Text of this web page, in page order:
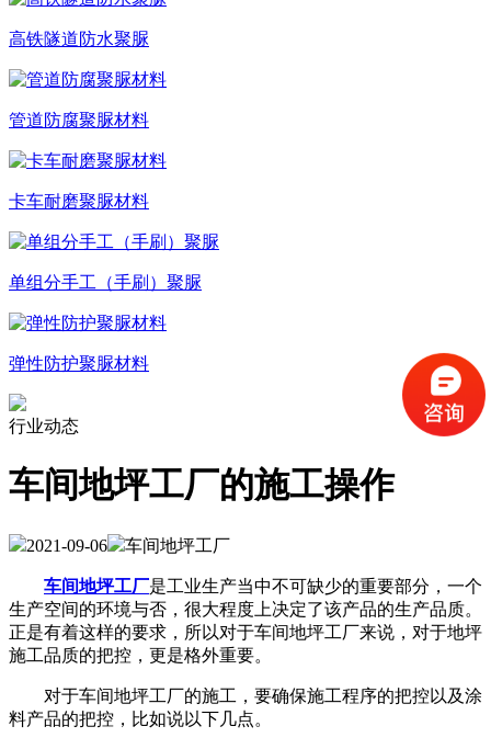
高铁隧道防水聚脲
管道防腐聚脲材料
卡车耐磨聚脲材料
单组分手工（手刷）聚脲
弹性防护聚脲材料
行业动态
车间地坪工厂的施工操作
2021-09-06 车间地坪工厂
车间地坪工厂是工业生产当中不可缺少的重要部分，一个
生产空间的环境与否，很大程度上决定了该产品的生产品质。
正是有着这样的要求，所以对于车间地坪工厂来说，对于地坪
施工品质的把控，更是格外重要。
对于车间地坪工厂的施工，要确保施工程序的把控以及涂
料产品的把控，比如说以下几点。